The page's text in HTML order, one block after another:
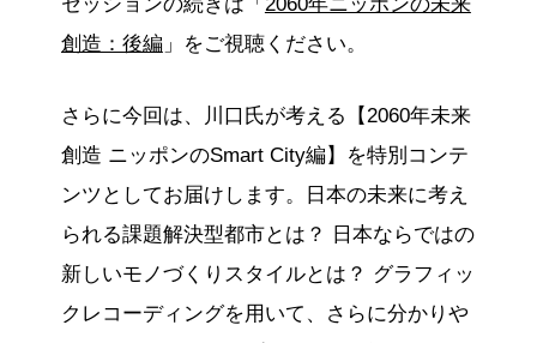
創造：後編 」をご視聴ください。
さらに今回は、川口氏が考える【2060年未来
創造 ニッポンのSmart City編】を特別コンテ
ンツとしてお届けします。日本の未来に考え
られる課題解決型都市とは？ 日本ならではの
新しいモノづくりスタイルとは？ グラフィッ
クレコーディングを用いて、さらに分かりや